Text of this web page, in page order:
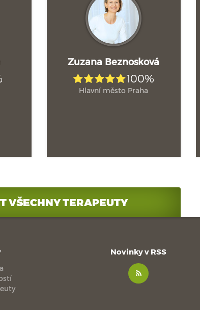
Zuzana Beznosková
100%
Hlavní město Praha
VŠECHNY TERAPEUTY
Novinky v RSS